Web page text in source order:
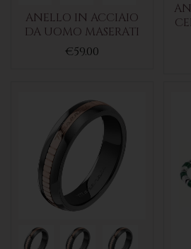
ANELLO IN ACCIAIO
DA UOMO MASERATI
€59.00